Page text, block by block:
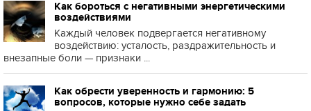
Как бороться с негативными энергетическими
воздействиями
Каждый человек подвергается негативному
воздействию: усталость, раздражительность и
внезапные боли — признаки ...
Как обрести уверенность и гармонию: 5
вопросов, которые нужно себе задать